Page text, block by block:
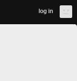
log in